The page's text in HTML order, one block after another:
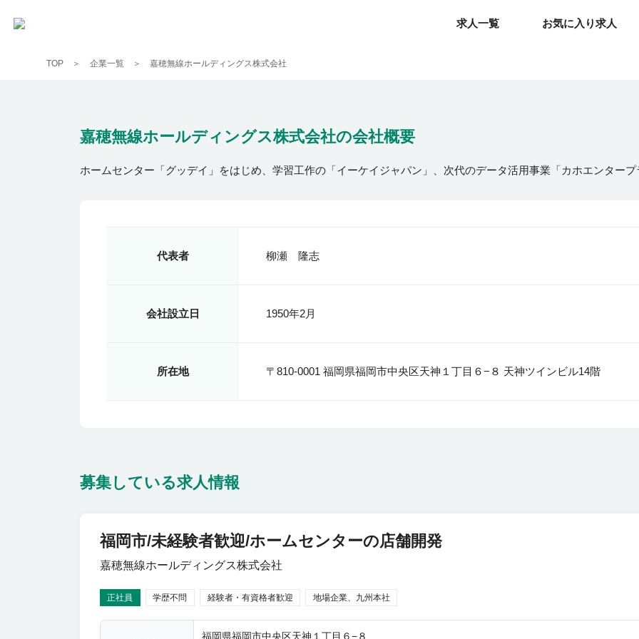
求人一覧 お気に入り求人
求人一覧 お気に入り求人
TOP 企業一覧 嘉穂無線ホールディングス株式会社
嘉穂無線ホールディングス株式会社の会社概要
ホームセンター「グッデイ」をはじめ、学習工作の「イーケイジャパン」、次代のデータ活用事業「カホエンタープ
代表者 柳瀬 隆志
会社設立日 1950年2月
所在地 〒810-0001 福岡県福岡市中央区天神１丁目６−８ 天神ツインビル14階
募集している求人情報
嘉穂無線ホールディングス株式会社
福岡市/未経験者歓迎/ホームセンターの店舗開発
正社員 学歴不問 経験者・有資格者歓迎 地場企業、九州本社
福岡県福岡市中央区天神１丁目６−８